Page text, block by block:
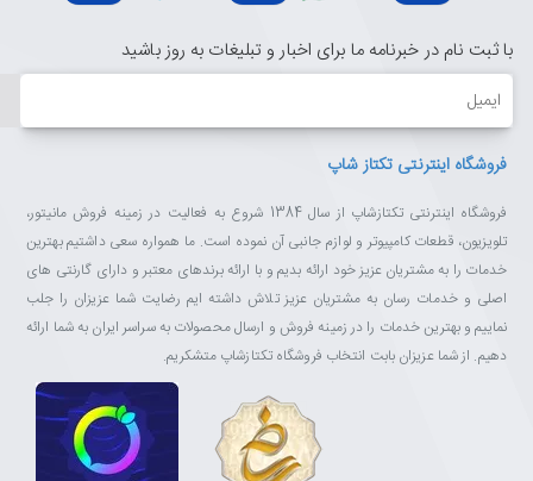
با ثبت نام در خبرنامه ما برای اخبار و تبلیغات به روز باشید
ایمیل
فروشگاه اینترنتی تکتاز شاپ
فروشگاه اینترنتی تکتازشاپ از سال 1384 شروع به فعالیت در زمینه فروش مانیتور،
تلویزیون، قطعات کامپیوتر و لوازم جانبی آن نموده است. ما همواره سعی داشتیم بهترین
خدمات را به مشتریان عزیز خود ارائه بدیم و با ارائه برندهای معتبر و دارای گارنتی های
اصلی و خدمات رسان به مشتریان عزیز تلاش داشته ایم رضایت شما عزیزان را جلب
نماییم و بهترین خدمات را در زمینه فروش و ارسال محصولات به سراسر ایران به شما ارائه
دهیم. از شما عزیزان بابت انتخاب فروشگاه تکتازشاپ متشکریم.